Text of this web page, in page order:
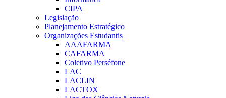
CIPA
Legislação
Planejamento Estratégico
Organizações Estudantis
AAAFARMA
CAFARMA
Coletivo Perséfone
LAC
LACLIN
LACTOX